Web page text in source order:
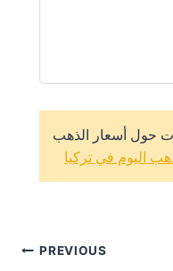
حول أسعار الذهب
اليوم في تركيا
PREVIOUS